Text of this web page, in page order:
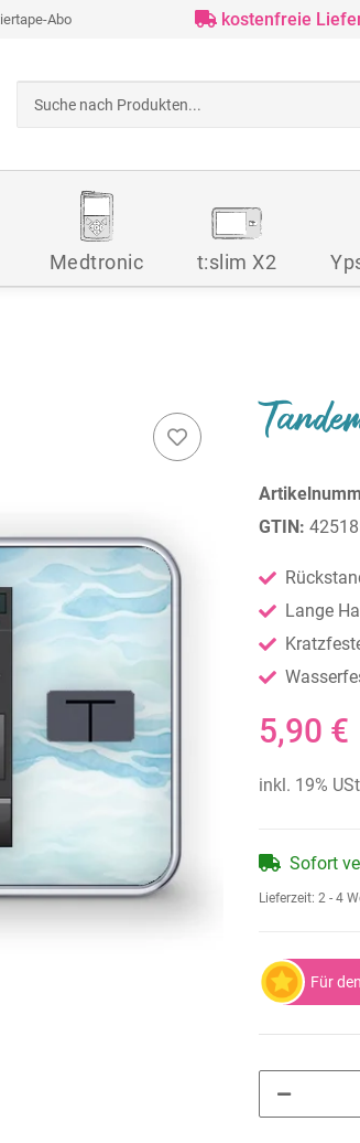
Abo kostenfreie
Medtronic t:slim X2
GTIN:
Lange
5,90 €
inkl. 19%
Sofort
Lieferzeit: 2 - 4
Für